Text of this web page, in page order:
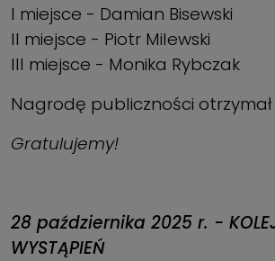
I miejsce - Damian Bisewski
II miejsce - Piotr Milewski
III miejsce - Monika Rybczak
Nagrodę publiczności otrzymał
Gratulujemy!
28 października 2025 r. -
WYSTĄPIEŃ